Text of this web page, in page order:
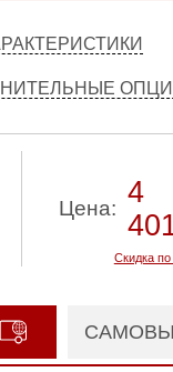
Цена: 4
Скидка по